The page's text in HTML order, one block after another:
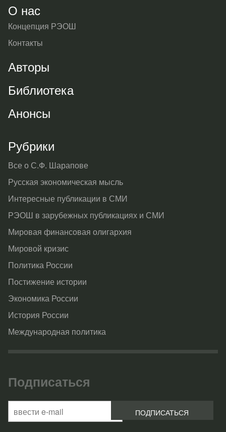
О нас
Концепция РЭОШ
Контакты
Авторы
Библиотека
Анонсы
Рубрики
Все о С.Ф. Шарапове
Русская экономическая мысль
Интересные публикации в СМИ
РЭОШ в зарубежных публикациях и СМИ
Мировая финансовая олигархия
Мировой кризис
Политика России
Постижение истории
Экономика России
История России
Международная политика
Подписаться